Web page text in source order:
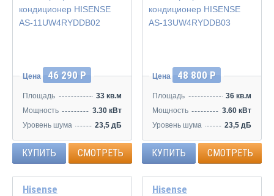
Инвертор
Цена 46 290 Р
Площадь
33 кв.м
Мощность
3.30 кВт
Уровень шума
23,5 дБ
КУПИТЬ СМОТРЕТЬ
Инвертор
Цена 48 800 Р
Площадь
36 кв.м
Мощность
3.60 кВт
Уровень шума
23,5 дБ
КУПИТЬ СМОТРЕТЬ
Hisense
Hisense